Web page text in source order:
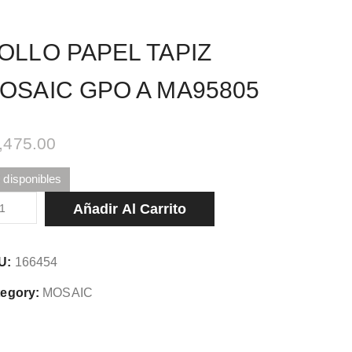
PAPEL TAPIZ
GPO A MA95805
disponibles
Añadir Al Carrito
166454
MOSAIC